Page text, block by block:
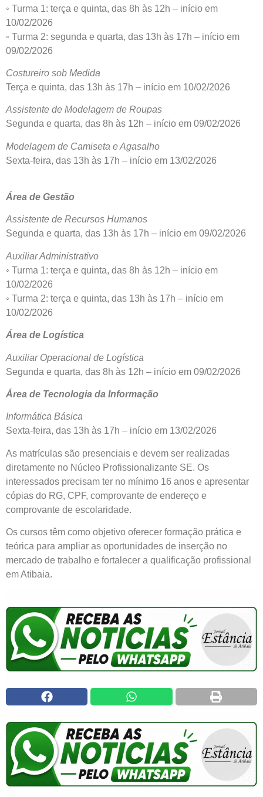
◦ Turma 1: terça e quinta, das 8h às 12h – início em
10/02/2026
◦ Turma 2: segunda e quarta, das 13h às 17h – início em
09/02/2026
Costureiro sob Medida
Terça e quinta, das 13h às 17h – início em 10/02/2026
Assistente de Modelagem de Roupas
Segunda e quarta, das 8h às 12h – início em 09/02/2026
Modelagem de Camiseta e Agasalho
Sexta-feira, das 13h às 17h – início em 13/02/2026
Área de Gestão
Assistente de Recursos Humanos
Segunda e quarta, das 13h às 17h – início em 09/02/2026
Auxiliar Administrativo
◦ Turma 1: terça e quinta, das 8h às 12h – início em
10/02/2026
◦ Turma 2: terça e quinta, das 13h às 17h – início em
10/02/2026
Área de Logística
Auxiliar Operacional de Logística
Segunda e quarta, das 8h às 12h – início em 09/02/2026
Área de Tecnologia da Informação
Informática Básica
Sexta-feira, das 13h às 17h – início em 13/02/2026
As matrículas são presenciais e devem ser realizadas
diretamente no Núcleo Profissionalizante SE. Os
interessados precisam ter no mínimo 16 anos e apresentar
cópias do RG, CPF, comprovante de endereço e
comprovante de escolaridade.
Os cursos têm como objetivo oferecer formação prática e
teórica para ampliar as oportunidades de inserção no
mercado de trabalho e fortalecer a qualificação profissional
em Atibaia.